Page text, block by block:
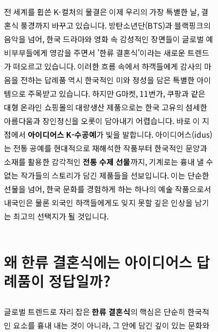
전 세계를 휩쓴 K-컬처의 물결은 이제 우리의 가장 특별한 날, 결
혼식 풍경까지 바꾸고 있습니다. 방탄소년단(BTS)과 블랙핑크의
음악을 넘어, 한국 드라마와 영화 속 감성적인 장면들이 글로벌 예
비부부들에게 영감을 주면서 '한류 결혼식'이라는 새로운 트렌드
가 떠오르고 있습니다. 이러한 흐름 속에서 하객들에게 감사의 마
음을 전하는 답례품 역시 한국적인 미와 정성을 담은 특별한 아이
템으로 주목받고 있습니다. 하지만 G마켓, 11번가, 쿠팡과 같은
대형 온라인 쇼핑몰의 대량생산 제품으로는 한국 고유의 섬세한
아름다움과 장인정신을 오롯이 담아내기 어렵습니다. 바로 이 지
점에서 아이디어스 K-수공예가 빛을 발합니다. 아이디어스(idus)
는 전통 공예를 현대적으로 재해석한 작품부터 한국적인 문양과
소재를 활용한 감각적인 전통 수제 선물까지, 기계로는 흉내 낼 수
없는 작가들의 스토리가 담긴 제품들을 선보입니다. 이는 단순한
선물을 넘어, 한국 문화를 경험하게 하는 하나의 예술 작품으로서
내국인은 물론 외국인 하객들에게도 잊지 못할 깊은 인상을 남기
는 최고의 선택지가 될 것입니다.
왜 한류 결혼식에는 아이디어스 답
례품이 정답일까?
글로벌 트렌드로 자리 잡은 한류 결혼식의 핵심은 단순히 한국적
인 요소를 흉내 내는 것이 아니라, 그 안에 담긴 깊이 있는 문화와